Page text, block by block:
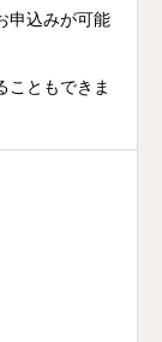
申込みが可能
こともできま